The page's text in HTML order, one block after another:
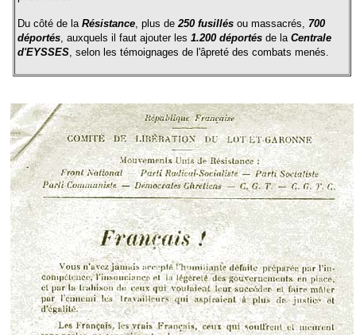
Du côté de laRésistance , plus de250 fusillés ou massacrés, 700
déportés , auxquels il faut ajouter les1.200 déportés de laCentrale
d'EYSSES , selon les témoignages de l'âpreté des combats menés.